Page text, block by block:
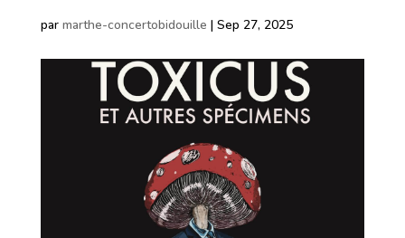
par marthe-concertobidouille | Sep 27, 2025